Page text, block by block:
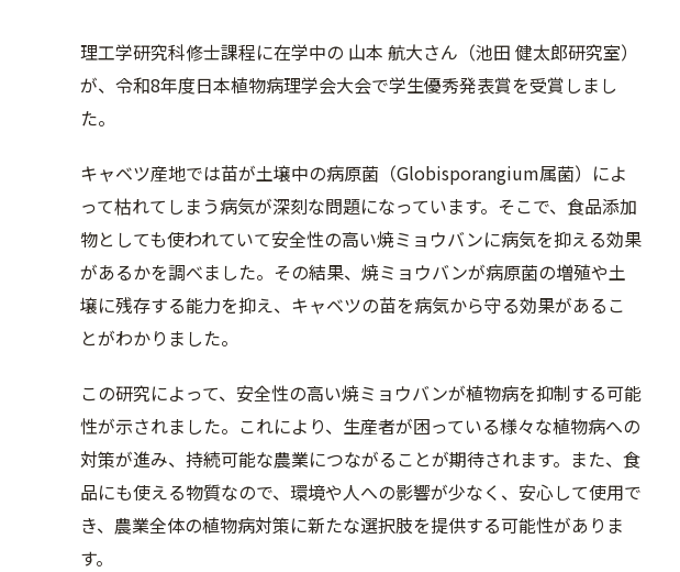
理工学研究科修士課程に在学中の 山本 航大さん（池田 健太郎研究室）
が、令和8年度日本植物病理学会大会で学生優秀発表賞を受賞しまし
た。
キャベツ産地では苗が土壌中の病原菌（Globisporangium属菌）によ
って枯れてしまう病気が深刻な問題になっています。そこで、食品添加
物としても使われていて安全性の高い焼ミョウバンに病気を抑える効果
があるかを調べました。その結果、焼ミョウバンが病原菌の増殖や土
壌に残存する能力を抑え、キャベツの苗を病気から守る効果があるこ
とがわかりました。
この研究によって、安全性の高い焼ミョウバンが植物病を抑制する可能
性が示されました。これにより、生産者が困っている様々な植物病への
対策が進み、持続可能な農業につながることが期待されます。また、食
品にも使える物質なので、環境や人への影響が少なく、安心して使用で
き、農業全体の植物病対策に新たな選択肢を提供する可能性がありま
す。